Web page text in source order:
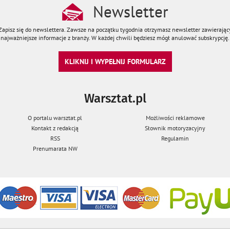
Newsletter
się do newslettera. Zawsze na początku tygodnia otrzymasz newsletter
najważniejsze informacje z branży. W każdej chwili będziesz mógł anulować subskrypcję.
KLIKNIJ I WYPEŁNIJ FORMULARZ
Warsztat.pl
O portalu warsztat.pl
Możliwości reklamowe
Kontakt z redakcją
Słownik motoryzacyjny
RSS
Regulamin
Prenumarata NW